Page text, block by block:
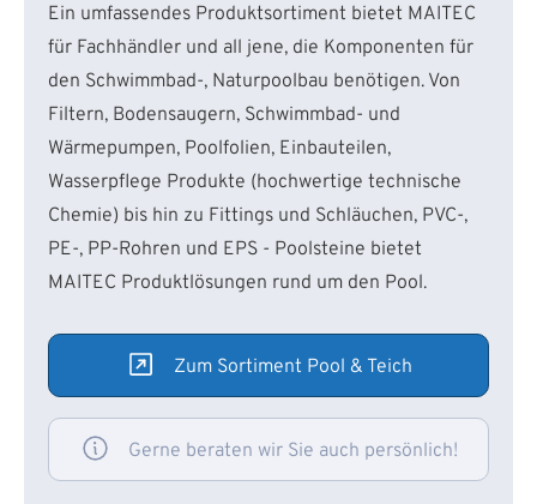
Ein umfassendes Produktsortiment bietet MAITEC
für Fachhändler und all jene, die Komponenten für
den Schwimmbad-, Naturpoolbau benötigen. Von
Filtern, Bodensaugern, Schwimmbad- und
Wärmepumpen, Poolfolien, Einbauteilen,
Wasserpflege Produkte (hochwertige technische
Chemie) bis hin zu Fittings und Schläuchen, PVC-,
PE-, PP-Rohren und EPS - Poolsteine bietet
MAITEC Produktlösungen rund um den Pool.
Zum Sortiment Pool & Teich
Gerne beraten wir Sie auch persönlich!